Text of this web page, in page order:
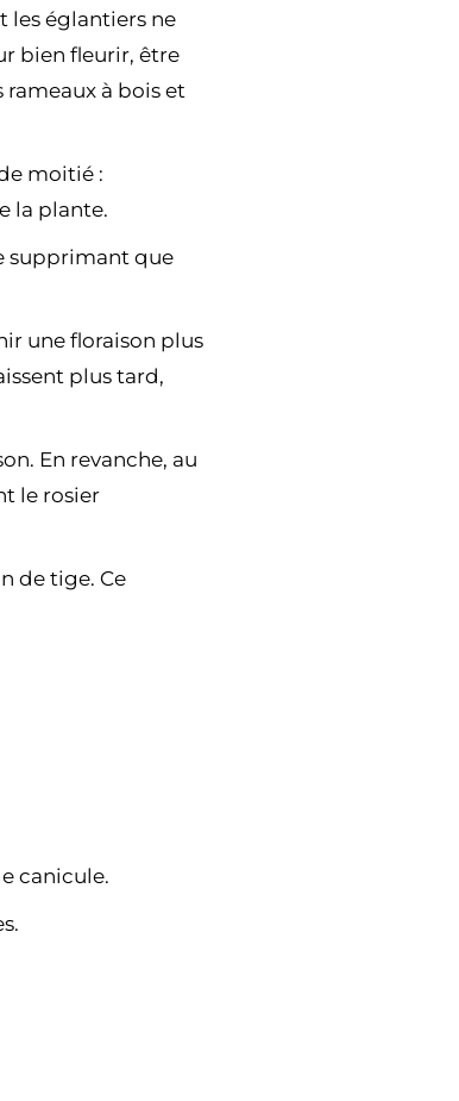
les églantiers ne
bien fleurir, être
à bois et
moitié :
la plante.
supprimant que
une floraison plus
plus tard,
En revanche, au
le rosier
de tige. Ce
canicule.